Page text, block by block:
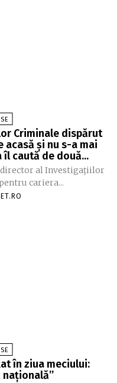
Criminale dispărut
acasă și nu s-a mai
caută de două...
al Investigațiilor
cariera...
în ziua meciului:
națională”